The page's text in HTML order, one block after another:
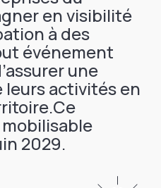
en visibilité
à des
événement
une
activités en
2029.